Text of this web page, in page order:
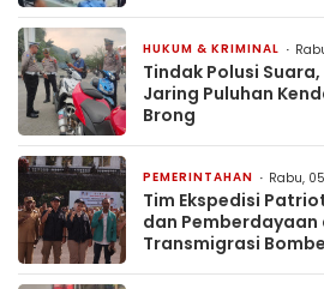
HUKUM & KRIMINAL
Tindak Polusi
Jaring Puluhan
Brong
PEMERINTAHAN Rabu,
Tim Ekspedisi
dan Pemberdayaan
Transmigrasi